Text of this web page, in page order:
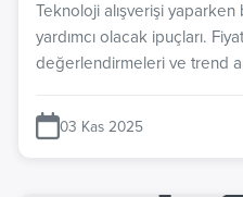
fiyat
yorumları ve
Teknoloji alışverişi yaparken
yardımcı olacak ipuçları.
değerlendirmeleri ve trend
03 Kas 2025